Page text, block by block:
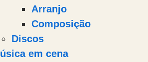
Arranjo
Composição
Discos
em cena